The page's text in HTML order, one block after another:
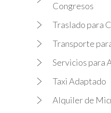
Congresos
Traslado para
Transporte
Servicios para
Taxi Adaptado
Alquiler de